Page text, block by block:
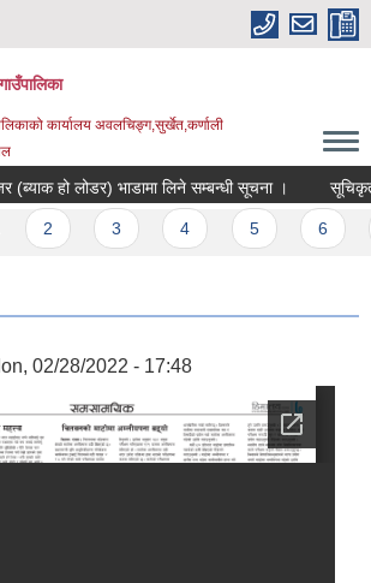
कार्यालय अवलचिङ्ग,सुर्खेत,कर्णाली
हो लोडर) भाडामा लिने सम्बन्धी सूचना । सूचिकृत
02/28/2022 - 17:48